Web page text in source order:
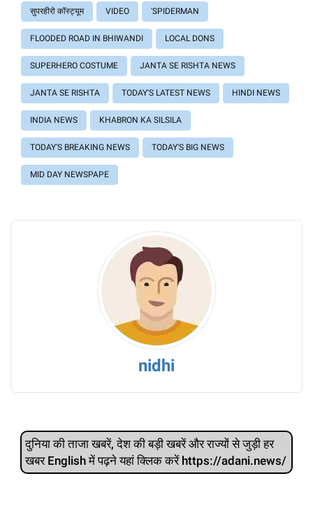
सुपरहीरो कॉस्ट्यूम VIDEO 'SPIDERMAN
FLOODED ROAD IN BHIWANDI LOCAL DONS
SUPERHERO COSTUME JANTA SE RISHTA NEWS
JANTA SE RISHTA TODAY'S LATEST NEWS HINDI NEWS
INDIA NEWS KHABRON KA SILSILA
TODAY'S BREAKING NEWS TODAY'S BIG NEWS
MID DAY NEWSPAPE
nidhi
दुनिया की ताजा खबरें, देश की बड़ी खबरें और राज्‍यों से जुड़ी हर
खबर English में पढ़ने यहां क्लिक करें https://adani.news/